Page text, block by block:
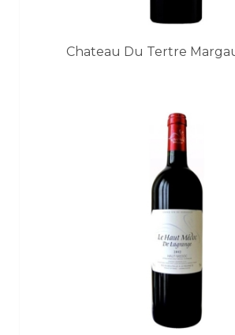
Chateau Du Tertre